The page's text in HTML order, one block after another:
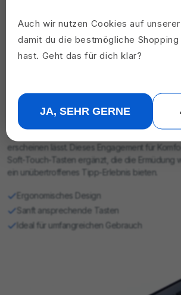
Steigern Sie Ihr Tipp-Erlebnis mit einer
von Komfort und Effizienz versteht. Unser
stellt sicher, dass jeder Tastendruck sowohl
frei von Belastungen ist, was lange Tipp-
erscheinen lässt. Dieses Engagement für
Soft-Touch-Tasten ergänzt, die die Ermüdung
ein unübertroffenes Tipp-Erlebnis bieten.
Ergonomisches Design
Sanft ansprechende Tasten
Ideal für umfangreichen Gebrauch
Auch wir nutzen Cookies auf unserer
damit du die bestmögliche Shopping
hast. Geht das für dich klar?
JA, SEHR GERNE